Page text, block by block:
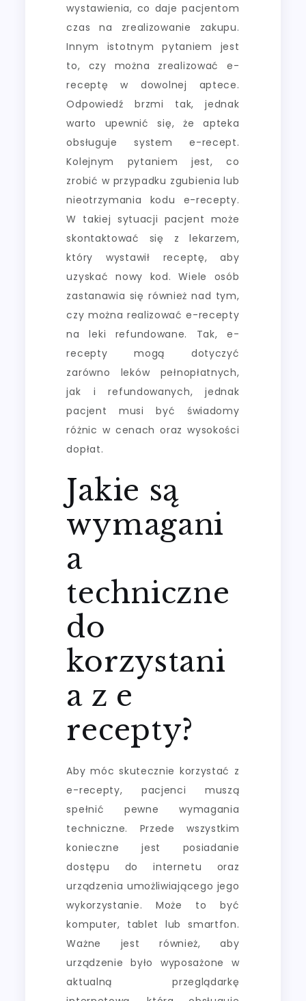
wystawienia, co daje pacjentom
czas na zrealizowanie zakupu.
Innym istotnym pytaniem jest
to, czy można zrealizować e-
receptę w dowolnej aptece.
Odpowiedź brzmi tak, jednak
warto upewnić się, że apteka
obsługuje system e-recept.
Kolejnym pytaniem jest, co
zrobić w przypadku zgubienia lub
nieotrzymania kodu e-recepty.
W takiej sytuacji pacjent może
skontaktować się z lekarzem,
który wystawił receptę, aby
uzyskać nowy kod. Wiele osób
zastanawia się również nad tym,
czy można realizować e-recepty
na leki refundowane. Tak, e-
recepty mogą dotyczyć
zarówno leków pełnopłatnych,
jak i refundowanych, jednak
pacjent musi być świadomy
różnic w cenach oraz wysokości
dopłat.
Jakie są
wymagani
a
techniczne
do
korzystani
a z e
recepty?
Aby móc skutecznie korzystać z
e-recepty, pacjenci muszą
spełnić pewne wymagania
techniczne. Przede wszystkim
konieczne jest posiadanie
dostępu do internetu oraz
urządzenia umożliwiającego jego
wykorzystanie. Może to być
komputer, tablet lub smartfon.
Ważne jest również, aby
urządzenie było wyposażone w
aktualną przeglądarkę